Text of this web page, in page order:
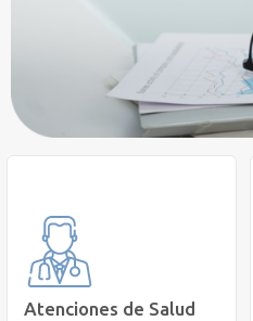
Atenciones de Salud